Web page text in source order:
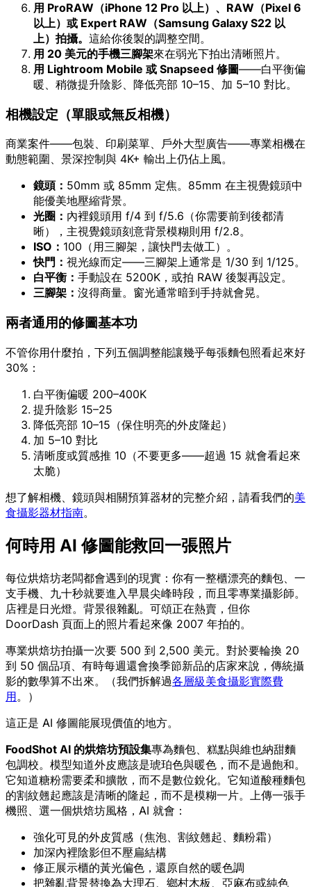
用 ProRAW（iPhone 12 Pro 以上）、RAW（Pixel 6
以上）或 Expert RAW（Samsung Galaxy S22 以
上）拍攝。 這給你後製的調整空間。
用 20 美元的手機三腳架來在弱光下拍出清晰照片。
用 Lightroom Mobile 或 Snapseed 修圖——白平衡偏
暖、稍微提升陰影、降低亮部 10–15、加 5–10 對比。
相機設定（單眼或無反相機）
商業案件——包裝、印刷菜單、戶外大型廣告——專業相機在
動態範圍、景深控制與 4K+ 輸出上仍佔上風。
鏡頭： 50mm 或 85mm 定焦。85mm 在主視覺鏡頭中
能優美地壓縮背景。
光圈： 內裡鏡頭用 f/4 到 f/5.6（你需要前到後都清
晰），主視覺鏡頭刻意背景模糊則用 f/2.8。
ISO： 100（用三腳架，讓快門去做工）。
快門： 視光線而定——三腳架上通常是 1/30 到 1/125。
白平衡： 手動設在 5200K，或拍 RAW 後製再設定。
三腳架： 沒得商量。窗光通常暗到手持就會晃。
兩者通用的修圖基本功
不管你用什麼拍，下列五個調整能讓幾乎每張麵包照看起來好
30%：
白平衡偏暖 200–400K
提升陰影 15–25
降低亮部 10–15（保住明亮的外皮隆起）
加 5–10 對比
清晰度或質感推 10（不要更多——超過 15 就會看起來
太脆）
想了解相機、鏡頭與相關預算器材的完整介紹，請看我們的美
食攝影器材指南。
何時用 AI 修圖能救回一張照片
每位烘焙坊老闆都會遇到的現實：你有一整櫃漂亮的麵包、一
支手機、九十秒就要進入早晨尖峰時段，而且零專業攝影師。
店裡是日光燈。背景很雜亂。可頌正在熱賣，但你
DoorDash 頁面上的照片看起來像 2007 年拍的。
專業烘焙坊拍攝一次要 500 到 2,500 美元。對於要輪換 20
到 50 個品項、有時每週還會換季節新品的店家來說，傳統攝
影的數學算不出來。（我們拆解過各層級美食攝影實際費
用。）
這正是 AI 修圖能展現價值的地方。
FoodShot AI 的烘焙坊預設集專為麵包、糕點與維也納甜麵
包調校。模型知道外皮應該是琥珀色與暖色，而不是過飽和。
它知道糖粉需要柔和擴散，而不是數位銳化。它知道酸種麵包
的割紋翹起應該是清晰的隆起，而不是模糊一片。上傳一張手
機照、選一個烘焙坊風格，AI 就會：
強化可見的外皮質感（焦泡、割紋翹起、麵粉霜）
加深內裡陰影但不壓扁結構
修正展示櫃的黃光偏色，還原自然的暖色調
把雜亂背景替換為大理石、鄉村木板、亞麻布或純色